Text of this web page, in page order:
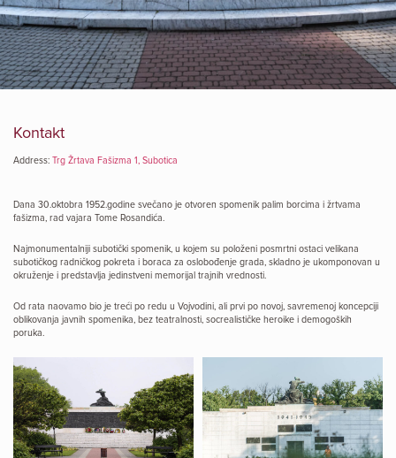
Kontakt
Address: Trg Žrtava Fašizma 1, Subotica
Dana 30.oktobra 1952.godine svečano je otvoren spomenik palim borcima i žrtvama
fašizma, rad vajara Tome Rosandića.
Najmonumentalniji subotički spomenik, u kojem su položeni posmrtni ostaci velikana
subotičkog radničkog pokreta i boraca za oslobođenje grada, skladno je ukomponovan u
okruženje i predstavlja jedinstveni memorijal trajnih vrednosti.
Od rata naovamo bio je treći po redu u Vojvodini, ali prvi po novoj, savremenoj koncepciji
oblikovanja javnih spomenika, bez teatralnosti, socrealističke heroike i demogoških
poruka.